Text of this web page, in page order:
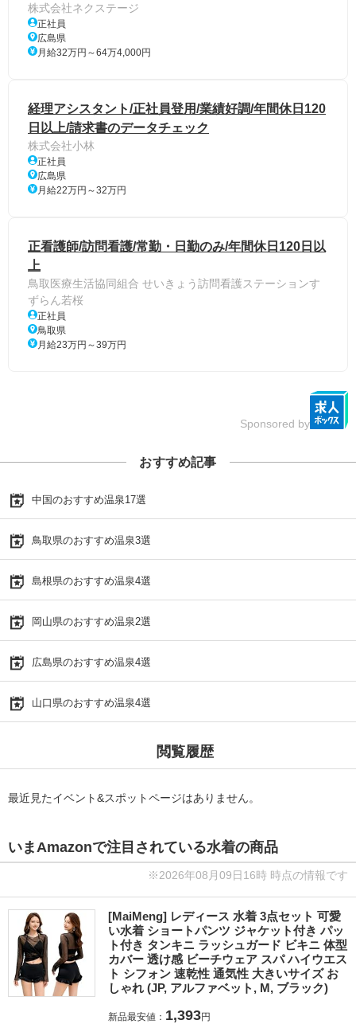
株式会社ネクステージ
正社員
広島県
月給32万円～64万4,000円
経理アシスタント/正社員登用/業績好調/年間休日120
日以上/請求書のデータチェック
株式会社小林
正社員
広島県
月給22万円～32万円
正看護師/訪問看護/常勤・日勤のみ/年間休日120日以
上
鳥取医療生活協同組合 せいきょう訪問看護ステーションす
ずらん若桜
正社員
鳥取県
月給23万円～39万円
Sponsored by
おすすめ記事
中国のおすすめ温泉17選
鳥取県のおすすめ温泉3選
島根県のおすすめ温泉4選
岡山県のおすすめ温泉2選
広島県のおすすめ温泉4選
山口県のおすすめ温泉4選
閲覧履歴
最近見たイベント&スポットページはありません。
いまAmazonで注目されている水着の商品
※2026年08月09日16時 時点の情報です
[MaiMeng] レディース 水着 3点セット 可愛
い水着 ショートパンツ ジャケット付き パッ
ト付き タンキニ ラッシュガード ビキニ 体型
カバー 透け感 ビーチウェア スパ ハイウエス
ト シフォン 速乾性 通気性 大きいサイズ お
しゃれ (JP, アルファベット, M, ブラック)
新品最安値： 1,393円